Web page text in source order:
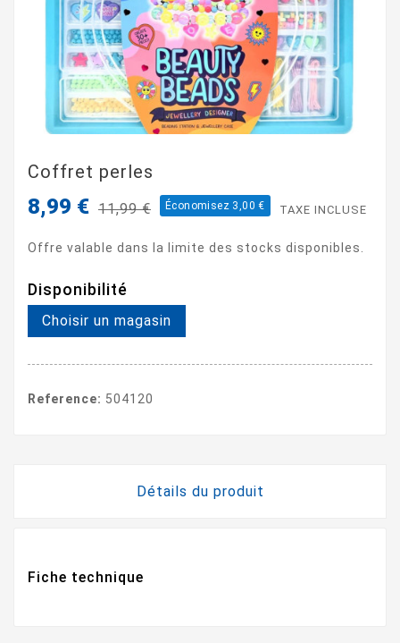
Coffret perles
8,99 € 11,99 € Économisez 3,00 € TAXE INCLUSE
Offre valable dans la limite des stocks disponibles.
Disponibilité
Choisir un magasin
Reference: 504120
Détails du produit
Fiche technique